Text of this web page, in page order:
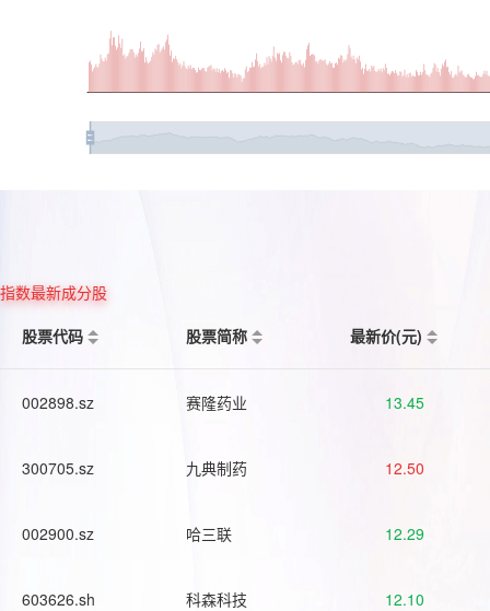
指数最新成分股
股票代码
股票简称 最新价(元)
002898.sz 赛隆药业 13.45
300705.sz 九典制药 12.50
002900.sz 哈三联 12.29
603626.sh 科森科技 12.10